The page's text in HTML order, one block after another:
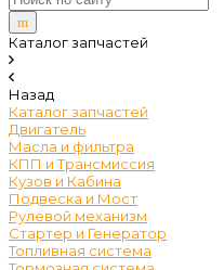
Каталог запчастей
Назад
Каталог запчастей
Двигатель
Масла и фильтра
КПП и Трансмиссия
Кузов и Кабина
Подвеска и Мост
Рулевой механизм
Стартер и Генератор
Топливная система